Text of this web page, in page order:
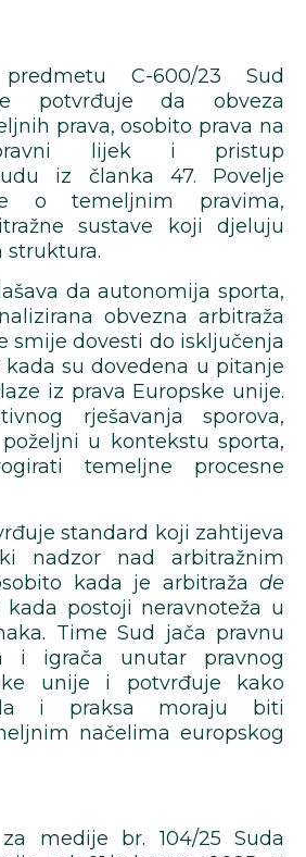
C-600/23 Sud
potvrđuje da obveza
prava, osobito prava na
pravni lijek i pristup
iz članka 47. Povelje
o temeljnim pravima,
sustave koji djeluju
struktura.
da autonomija sporta,
obvezna arbitraža
smije dovesti do isključenja
su dovedena u pitanje
iz prava Europske unije.
rješavanja sporova,
u kontekstu sporta,
temeljne procesne
standard koji zahtijeva
nadzor nad arbitražnim
kada je arbitraža de
kada postoji neravnoteža u
Time Sud jača pravnu
i igrača unutar pravnog
unije i potvrđuje kako
i praksa moraju biti
načelima europskog
medije br. 104/25 Suda